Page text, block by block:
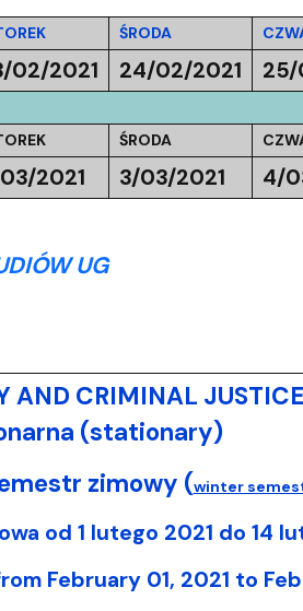
ŚRODA
02/2021 24/02/2021 25/
ŚRODA
2021 3/03/2021 4/
UG
AND CRIMINAL
(stationary)
zimowy (winter
od 1 lutego 2021 do 14
February 01, 2021 to